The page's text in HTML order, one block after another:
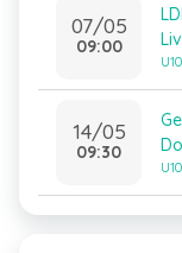
07/05
09:00
14/05
09:30